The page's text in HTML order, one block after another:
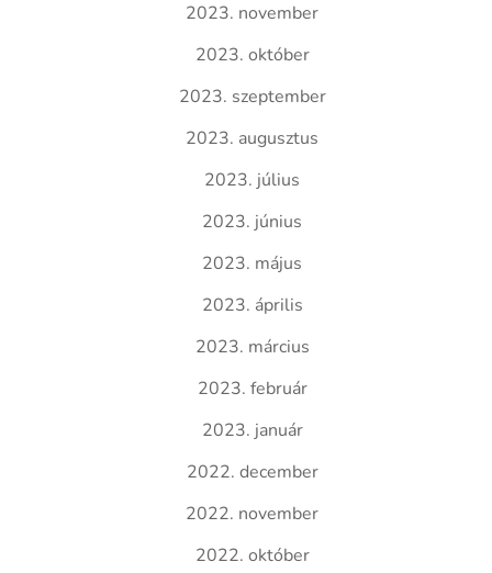
2023. november
2023. október
2023. szeptember
2023. augusztus
2023. július
2023. június
2023. május
2023. április
2023. március
2023. február
2023. január
2022. december
2022. november
2022. október